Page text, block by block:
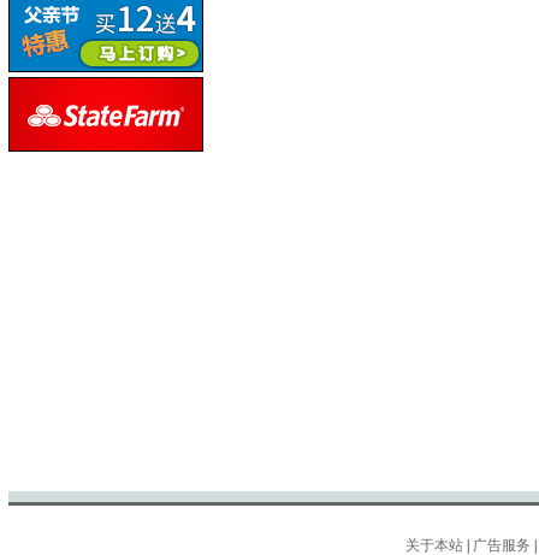
关于本站 广告服务